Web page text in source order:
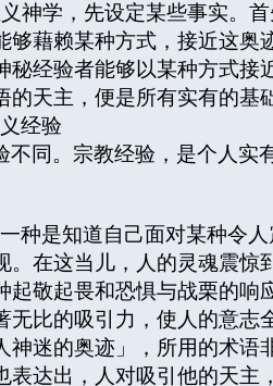
神学，先设定某些事实。
够藉赖某种方式，接近这
秘经验者能够以某种方式
天主，便是所有实有的基
经验
不同。宗教经验，是个人实
种是知道自己面对某种令
。在这当儿，人的灵魂震
起敬起畏和恐惧与战栗的
无比的吸引力，使人的意
神迷的奥迹」，所用的术
表达出，人对吸引他的天